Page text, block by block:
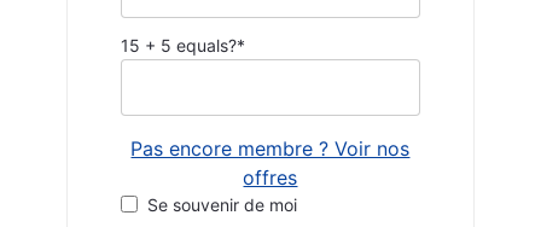
15 + 5 equals?*
Pas encore membre ? Voir nos
offres
Se souvenir de moi